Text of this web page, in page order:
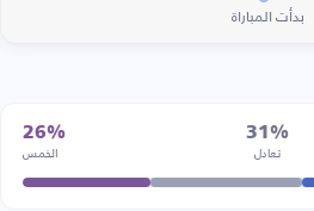
بدأت المباراة
31%
تعادل
26%
الخمس